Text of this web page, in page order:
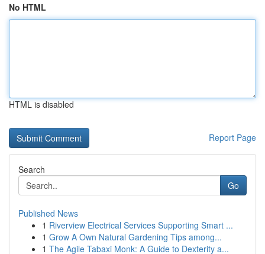
No HTML
HTML is disabled
Report Page
Search
Go
Published News
1 Riverview Electrical Services Supporting Smart ...
1 Grow A Own Natural Gardening Tips among...
1 The Agile Tabaxi Monk: A Guide to Dexterity a...